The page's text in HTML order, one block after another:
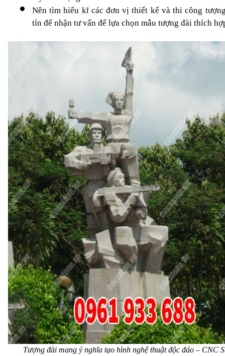
Nên tìm hiểu kĩ các đơn vị thiết kế và thi công
tín để nhận tư vấn để lựa chọn mẫu tượng đài thích
Tượng đài mang ý nghĩa tạo hình nghệ thuật độc đáo – CNC